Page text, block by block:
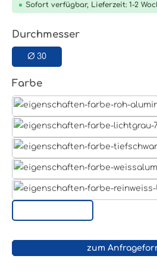
Sofort verfügbar, Lieferzeit: 1-2
Durchmesserauswählen
Ø 30
Farbeauswählen
zum